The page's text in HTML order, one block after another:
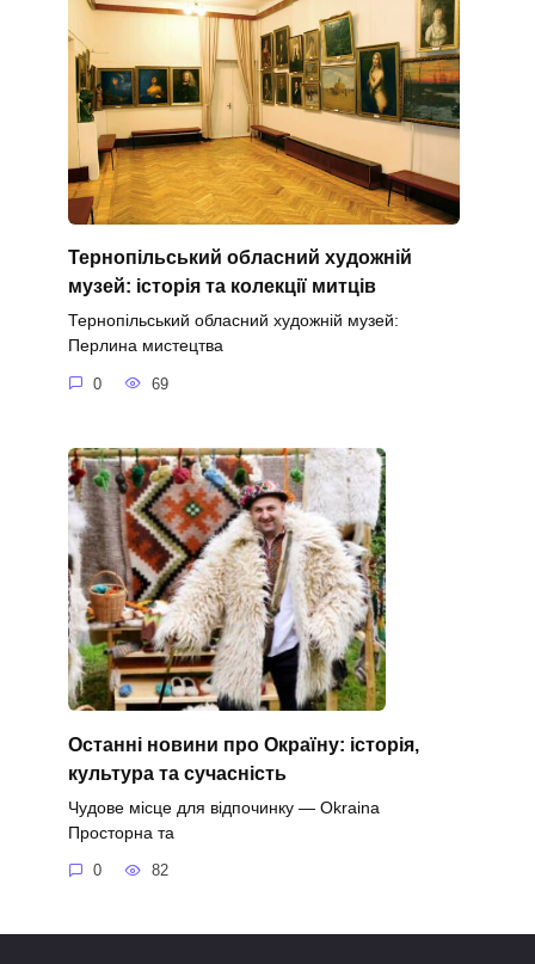
Тернопільський обласний художній
музей: історія та колекції митців
Тернопільський обласний художній музей:
Перлина мистецтва
0 69
Останні новини про Окраїну: історія,
культура та сучасність
Чудове місце для відпочинку — Okraina
Просторна та
0 82